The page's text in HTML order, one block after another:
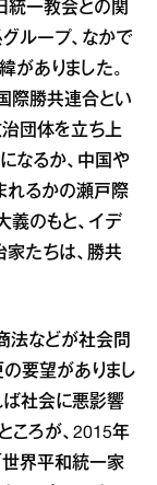
統一教会との関
ループ、なかで
がありました。
際勝共連合とい
治団体を立ち上
なるか、中国や
れるかの瀬戸際
義のもと、イデ
家たちは、勝共
法などが社会問
の要望がありまし
ば社会に悪影響
ころが、2015年
世界平和統一家